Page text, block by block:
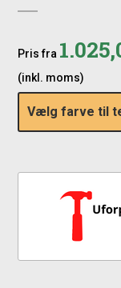
Pris fra
(inkl. moms)
Vælg farve til